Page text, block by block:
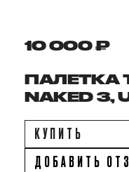
10 000 ₽
ПАЛЕТКА
NAKED 3,
КУПИТЬ
ДОБАВИТЬ